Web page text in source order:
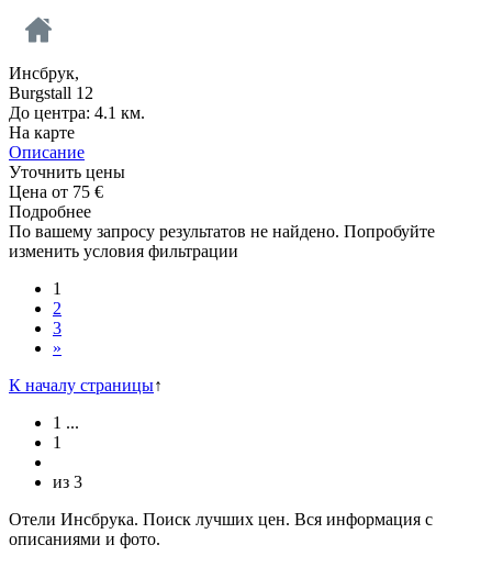
Инсбрук,
Burgstall 12
До центра: 4.1 км.
На карте
Описание
Уточнить цены
Цена от 75 €
Подробнее
По вашему запросу результатов не найдено. Попробуйте
изменить условия фильтрации
1
2
3
»
К началу страницы↑
1 ...
1
из 3
Отели Инсбрука. Поиск лучших цен. Вся информация с
описаниями и фото.